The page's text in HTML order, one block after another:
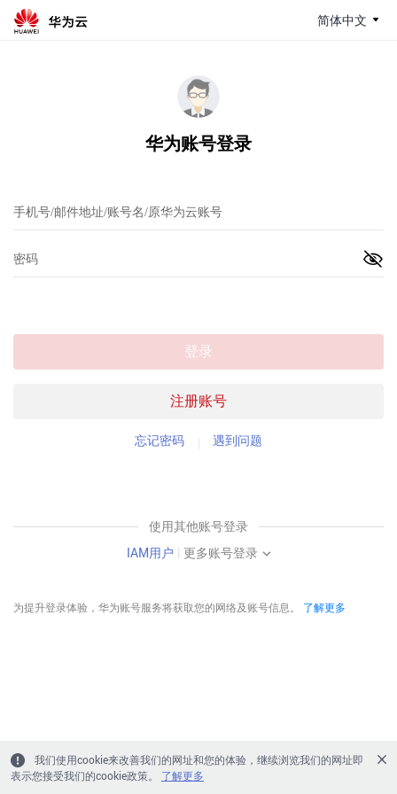
简体中文
华为账号登录
注册账号
登录
忘记密码 遇到问题
使用其他账号登录
IAM用户 | 更多账号登录
为提升登录体验，华为账号服务将获取您的网络及账号信息。 了解更多
我们使用cookie来改善我们的网址和您的体验，继续浏览我们的网址即
表示您接受我们的cookie政策。
了解更多